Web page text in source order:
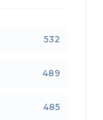
532
489
485